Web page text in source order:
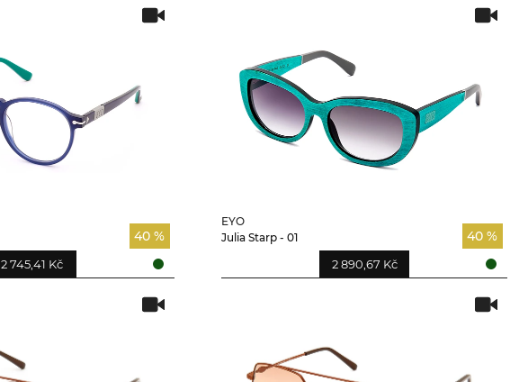
40 %
2 745,41 Kč
EYO
Julia Starp - 01
40 %
2 890,67 Kč